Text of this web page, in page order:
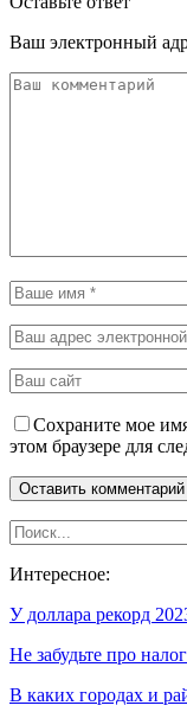
Ваш электронный
Сохраните мое
этом браузере для
Интересное:
У доллара рекорд
Не забудьте про
В каких городах и